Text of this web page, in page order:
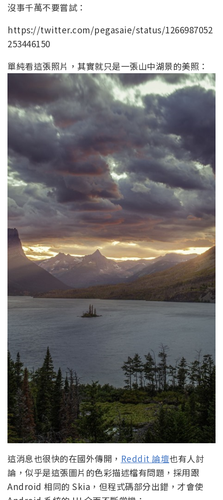
沒事千萬不要嘗試：
https://twitter.com/pegasaie/status/1266987052
253446150
單純看這張照片，其實就只是一張山中湖景的美照：
這消息也很快的在國外傳開， Reddit 論壇也有人討
論，似乎是這張圖片的色彩描述檔有問題，採用跟
Android 相同的 Skia，但程式碼部分出錯，才會使